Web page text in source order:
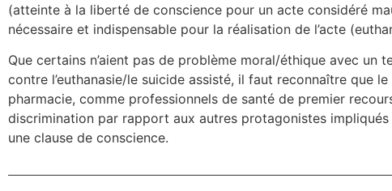
(atteinte à la liberté de conscience pour un acte considéré
nécessaire et indispensable pour la réalisation de l’acte
Que certains n’aient pas de problème moral/éthique avec un
contre l’euthanasie/le suicide assisté, il faut reconnaître que
pharmacie, comme professionnels de santé de premier
discrimination par rapport aux autres protagonistes
une clause de conscience.